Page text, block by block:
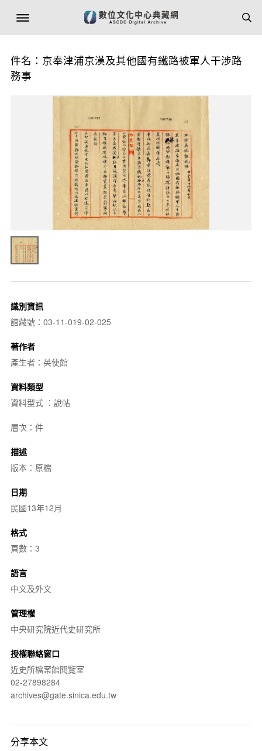
件名：京奉津浦京漢及其他國有鐵路被軍人干涉路
務事
識別資訊
館藏號：03-11-019-02-025
著作者
產生者：英使館
資料類型
資料型式 ：說帖
層次：件
描述
版本：原檔
日期
民國13年12月
格式
頁數：3
語言
中文及外文
管理權
中央研究院近代史研究所
授權聯絡窗口
近史所檔案館閱覽室
02-27898284
archives@gate.sinica.edu.tw
分享本文